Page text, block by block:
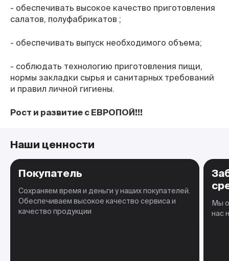
- обеспечивать высокое качество приготовления
салатов, полуфабрикатов ;
- обеспечивать выпуск необходимого объема;
- соблюдать технологию приготовления пищи,
нормы закладки сырья и санитарных требований
и правил личной гигиены.
Рост и развитие с ЕВРОПОЙ!!!
Наши ценности
Покупатель
Сохраняем время и деньги у наших покупателей.
Обеспечиваем высокое качество сервиса и
качество продукции
Мы
нас